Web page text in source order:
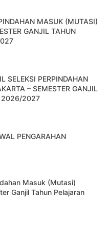
MASUK (MUTASI)
GANJIL TAHUN
SELEKSI PERPINDAHAN
– SEMESTER GANJIL
2026/2027
PENGARAHAN
Masuk (Mutasi)
Ganjil Tahun Pelajaran